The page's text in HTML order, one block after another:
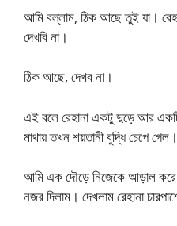
আমি বল্লাম, ঠিক আছে তুই যা।
দেখবি না।
ঠিক আছে, দেখব না।
এই বলে রেহানা একটু দুড়ে আর
মাথায় তখন শয়তানী বুদ্ধি চেপে গেল।
আমি এক দৌড়ে নিজেকে আড়াল করে
নজর দিলাম। দেখলাম রেহানা